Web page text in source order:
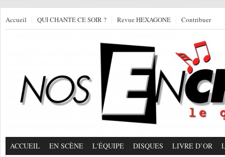
Accueil QUI CHANTE CE SOIR ? Revue HEXAGONE Contribuer
ACCUEIL EN SCÈNE L'ÉQUIPE DISQUES LIVRE D’OR